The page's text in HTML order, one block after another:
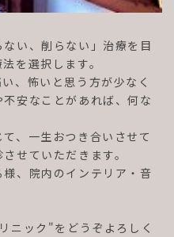
い、削らない」治療を目
を選択します。
、怖いと思う方が少なく
安なことがあれば、何な
、一生おつき合いさせて
せていただきます。
、院内のインテリア・音
ニック"をどうぞよろしく